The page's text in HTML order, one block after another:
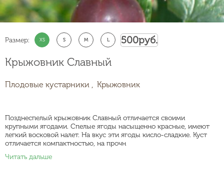
Крыжовник Славный
Плодовые кустарники , Крыжовник
Позднеспелый крыжовник Славный отличается своими
крупными ягодами. Спелые ягоды насыщенно красные, имеют
легкий восковой налет. На вкус эти ягоды кисло-сладкие. Куст
отличается компактностью, на прочн
Читать дальше
Размер: XS S M L 500руб.